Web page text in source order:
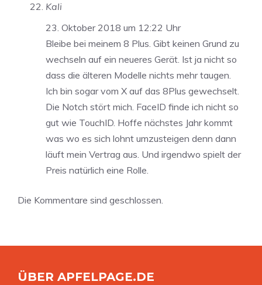
Kali
23. Oktober 2018 um 12:22 Uhr
Bleibe bei meinem 8 Plus. Gibt keinen Grund zu
wechseln auf ein neueres Gerät. Ist ja nicht so
dass die älteren Modelle nichts mehr taugen.
Ich bin sogar vom X auf das 8Plus gewechselt.
Die Notch stört mich. FaceID finde ich nicht so
gut wie TouchID. Hoffe nächstes Jahr kommt
was wo es sich lohnt umzusteigen denn dann
läuft mein Vertrag aus. Und irgendwo spielt der
Preis natürlich eine Rolle.
Die Kommentare sind geschlossen.
ÜBER APFELPAGE.DE